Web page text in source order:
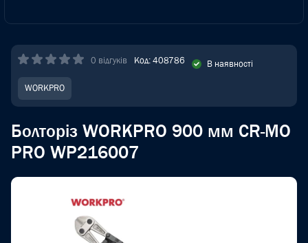
0 відгуків Код: 408786 В наявності
WORKPRO
Болторіз WORKPRO 900 мм CR-MO
PRO WP216007